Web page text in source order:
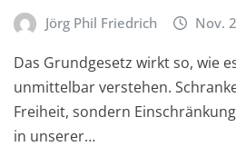
Jörg Phil Friedrich Nov.
Das Grundgesetz wirkt so, wie
unmittelbar verstehen.
Freiheit, sondern
in unserer…